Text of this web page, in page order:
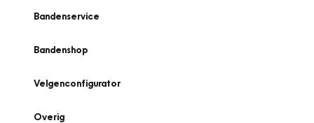
Bandenservice
Bandenshop
Velgenconfigurator
Overig